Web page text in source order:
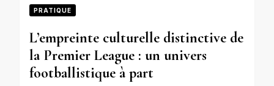
PRATIQUE
L’empreinte culturelle distinctive de
la Premier League : un univers
footballistique à part